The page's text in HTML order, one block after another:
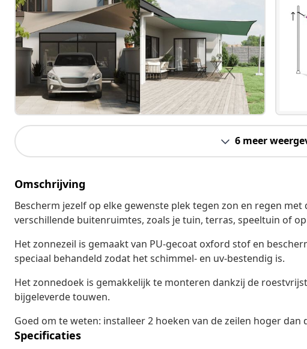
6 meer
Omschrijving
Bescherm jezelf op elke gewenste plek tegen zon en regen
verschillende buitenruimtes, zoals je tuin, terras, speeltuin of
Het zonnezeil is gemaakt van PU-gecoat oxford stof en
speciaal behandeld zodat het schimmel- en uv-bestendig is.
Het zonnedoek is gemakkelijk te monteren dankzij de
bijgeleverde touwen.
Goed om te weten: installeer 2 hoeken van de zeilen hoger
Specificaties